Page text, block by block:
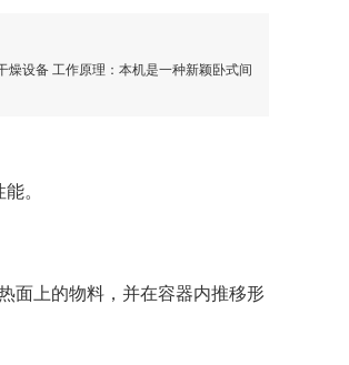
设备 工作原理：本机是一种新颖卧式间
。
上的物料，并在容器内推移形